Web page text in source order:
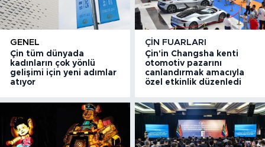
GENEL
Çin tüm dünyada
kadınların çok yönlü
gelişimi için yeni adımlar
atıyor
ÇIN FUARLARI
Çin'in Changsha kenti
otomotiv pazarını
canlandırmak amacıyla
özel etkinlik düzenledi